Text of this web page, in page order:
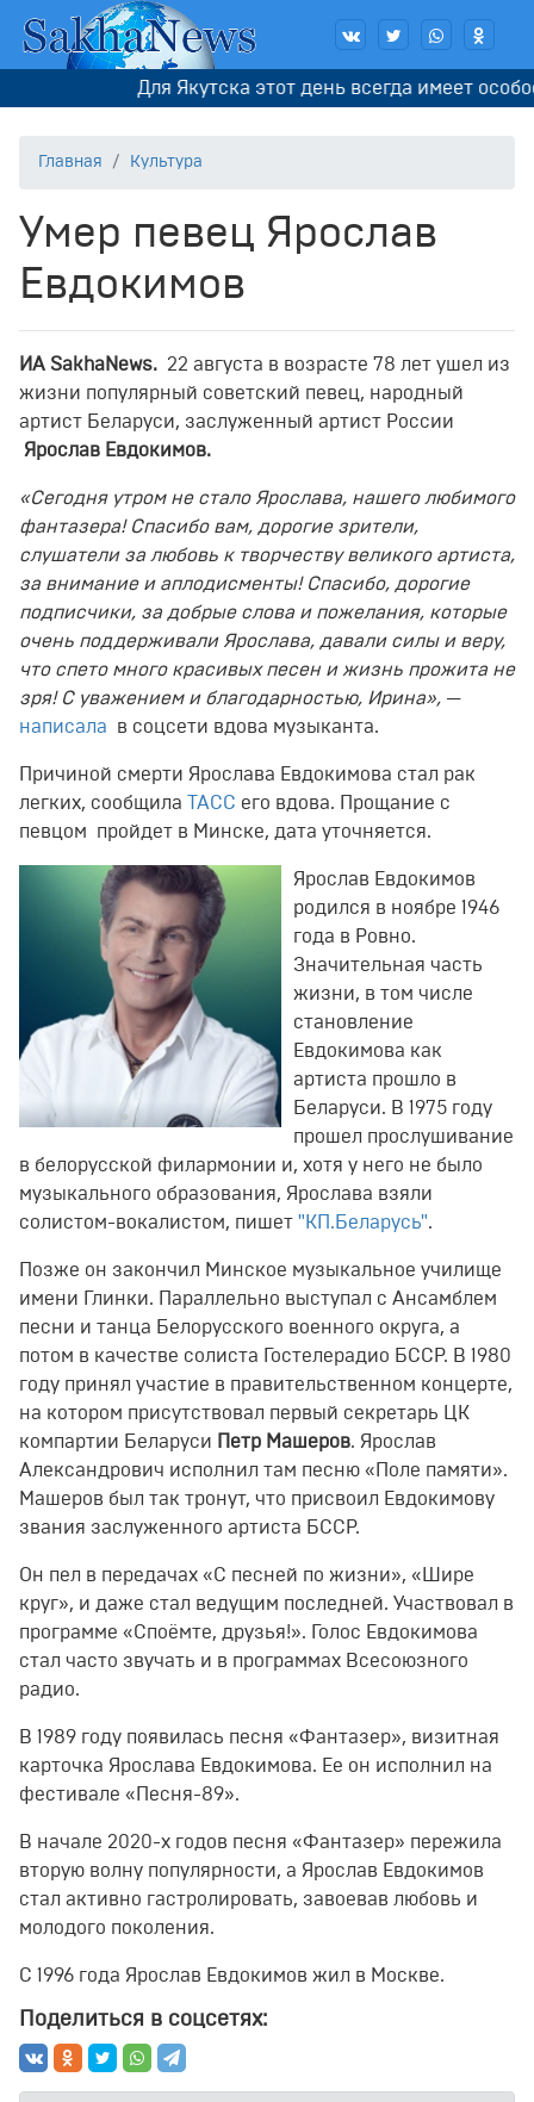
Для Якутска этот день всегда имеет особое
Главная Культура
Умер певец Ярослав
Евдокимов
ИА SakhaNews. 22 августа в возрасте 78 лет ушел из
жизни популярный советский певец, народный
артист Беларуси, заслуженный артист России
Ярослав Евдокимов.
«Сегодня утром не стало Ярослава, нашего любимого
фантазера! Спасибо вам, дорогие зрители,
слушатели за любовь к творчеству великого артиста,
за внимание и аплодисменты! Спасибо, дорогие
подписчики, за добрые слова и пожелания, которые
очень поддерживали Ярослава, давали силы и веру,
что спето много красивых песен и жизнь прожита не
зря! С уважением и благодарностью, Ирина», —
написала в соцсети вдова музыканта.
Причиной смерти Ярослава Евдокимова стал рак
легких, сообщила
ТАСС его вдова. Прощание с
певцом пройдет в Минске, дата уточняется.
Ярослав Евдокимов
родился в ноябре 1946
года в Ровно.
Значительная часть
жизни, в том числе
становление
Евдокимова как
артиста прошло в
Беларуси. В 1975 году
прошел прослушивание
в белорусской филармонии и, хотя у него не было
музыкального образования, Ярослава взяли
солистом-вокалистом, пишет "КП.Беларусь".
Позже он закончил Минское музыкальное училище
имени Глинки. Параллельно выступал с Ансамблем
песни и танца Белорусского военного округа, а
потом в качестве солиста Гостелерадио БССР. В 1980
году принял участие в правительственном концерте,
на котором присутствовал первый секретарь ЦК
компартии Беларуси
Петр Машеров. Ярослав
Александрович исполнил там песню «Поле памяти».
Машеров был так тронут, что присвоил Евдокимову
звания заслуженного артиста БССР.
Он пел в передачах «С песней по жизни», «Шире
круг», и даже стал ведущим последней. Участвовал в
программе «Споёмте, друзья!». Голос Евдокимова
стал часто звучать и в программах Всесоюзного
радио.
В 1989 году появилась песня «Фантазер», визитная
карточка Ярослава Евдокимова. Ее он исполнил на
фестивале «Песня-89».
В начале 2020-х годов песня «Фантазер» пережила
вторую волну популярности, а Ярослав Евдокимов
стал активно гастролировать, завоевав любовь и
молодого поколения.
С 1996 года Ярослав Евдокимов жил в Москве.
Поделиться в соцсетях: